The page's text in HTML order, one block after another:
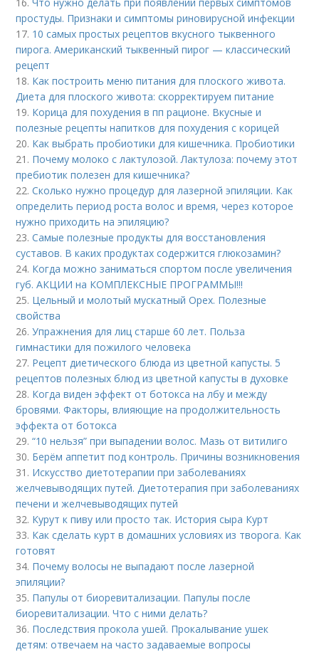
простуды. Признаки и симптомы риновирусной инфекции
17. 10 самых простых рецептов вкусного тыквенного
пирога. Американский тыквенный пирог — классический
рецепт
18. Как построить меню питания для плоского живота.
Диета для плоского живота: скорректируем питание
19. Корица для похудения в пп рационе. Вкусные и
полезные рецепты напитков для похудения с корицей
20. Как выбрать пробиотики для кишечника. Пробиотики
21. Почему молоко с лактулозой. Лактулоза: почему этот
пребиотик полезен для кишечника?
22.Сколько нужно процедур для лазерной эпиляции. Как
определить период роста волос и время, через которое
нужно приходить на эпиляцию?
23.Самые полезные продукты для восстановления
суставов. В каких продуктах содержится глюкозамин?
24. Когда можно заниматься спортом после увеличения
губ. АКЦИИ на КОМПЛЕКСНЫЕ ПРОГРАММЫ!!!
25. Цельный и молотый мускатный Орех. Полезные
свойства
26.Упражнения для лиц старше 60 лет. Польза
гимнастики для пожилого человека
27. Рецепт диетического блюда из цветной капусты. 5
рецептов полезных блюд из цветной капусты в духовке
28. Когда виден эффект от ботокса на лбу и между
бровями. Факторы, влияющие на продолжительность
эффекта от ботокса
29.“10 нельзя” при выпадении волос. Мазь от витилиго
30. Берём аппетит под контроль. Причины возникновения
31. Искусство диетотерапии при заболеваниях
желчевыводящих путей. Диетотерапия при заболеваниях
печени и желчевыводящих путей
32. Курут к пиву или просто так. История сыра Курт
33. Как сделать курт в домашних условиях из творога. Как
готовят
34. Почему волосы не выпадают после лазерной
эпиляции?
35. Папулы от биоревитализации. Папулы после
биоревитализации. Что с ними делать?
36. Последствия прокола ушей. Прокалывание ушек
детям: отвечаем на часто задаваемые вопросы